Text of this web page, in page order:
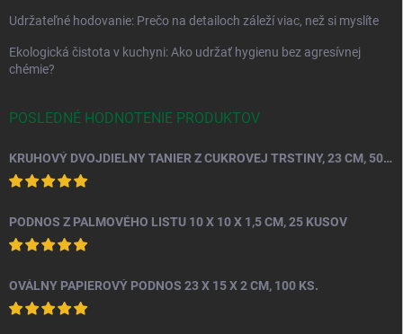
Udržateľné hodovanie: Prečo na detailoch záleží viac, než si myslíte
Ekologická čistota v kuchyni: Ako udržať hygienu bez agresívnej
chémie?
POSLEDNÉ HODNOTENIE PRODUKTOV
KRUHOVÝ DVOJDIELNY TANIER Z CUKROVEJ TRSTINY, 23 CM, 50 KS.
PODNOS Z PALMOVÉHO LISTU 10 X 10 X 1,5 CM, 25 KUSOV
OVÁLNY PAPIEROVÝ PODNOS 23 X 15 X 2 CM, 100 KS.